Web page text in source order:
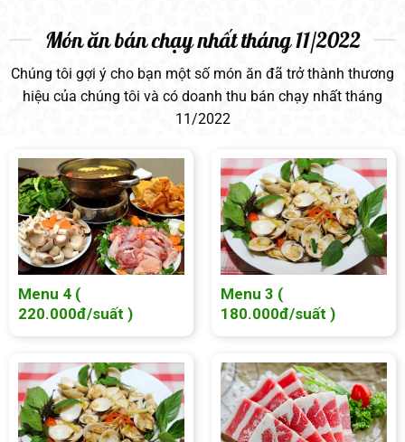
Món ăn bán chạy nhất tháng 11/2022
Chúng tôi gợi ý cho bạn một số món ăn đã trở thành thương
hiệu của chúng tôi và có doanh thu bán chạy nhất tháng
11/2022
Menu 4 (
220.000đ/suất )
Menu 3 (
180.000đ/suất )